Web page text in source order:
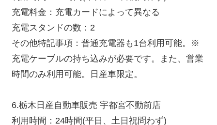
充電料金：充電カードによって異なる
充電スタンドの数：2
その他特記事項：普通充電器も1台利用可能。※
充電ケーブルの持ち込みが必要です。また、営業
時間のみ利用可能。日産車限定。
6.栃木日産自動車販売 宇都宮不動前店
利用時間：24時間(平日、土日祝問わず)